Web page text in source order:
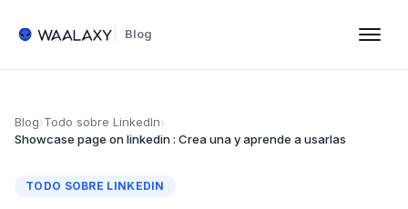
Blog
Blog›Todo sobre LinkedIn›
Showcase page on linkedin : Crea una y aprende a usarlas
TODO SOBRE LINKEDIN